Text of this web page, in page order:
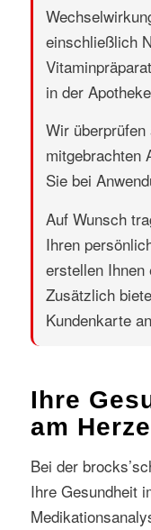
einschließlich
in der
Wir
mitgebrachten
Sie bei
Auf Wunsch
Ihren
erstellen
Zusätzlich
Kundenkarte
Ihre
am
Bei der
Ihre Gesundheit